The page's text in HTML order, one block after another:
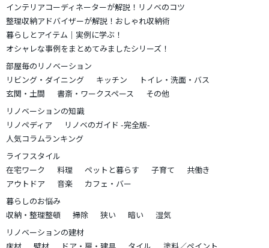
インテリアコーディネーターが解説！リノベのコツ
整理収納アドバイザーが解説！おしゃれ収納術
暮らしとアイテム｜実例に学ぶ！
オシャレな事例をまとめてみましたシリーズ！
部屋毎のリノベーション
リビング・ダイニング
キッチン
トイレ・洗面・バス
玄関・土間
書斎・ワークスペース
その他
リノベーションの知識
リノペディア
リノベのガイド -完全版-
人気コラムランキング
ライフスタイル
在宅ワーク
料理 ペットと暮らす 子育て
共働き
アウトドア
音楽
カフェ・バー
暮らしのお悩み
収納・整理整頓
掃除 狭い 暗い
湿気
リノベーションの建材